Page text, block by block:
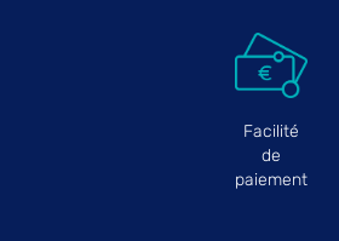
Facilité
de
paiement